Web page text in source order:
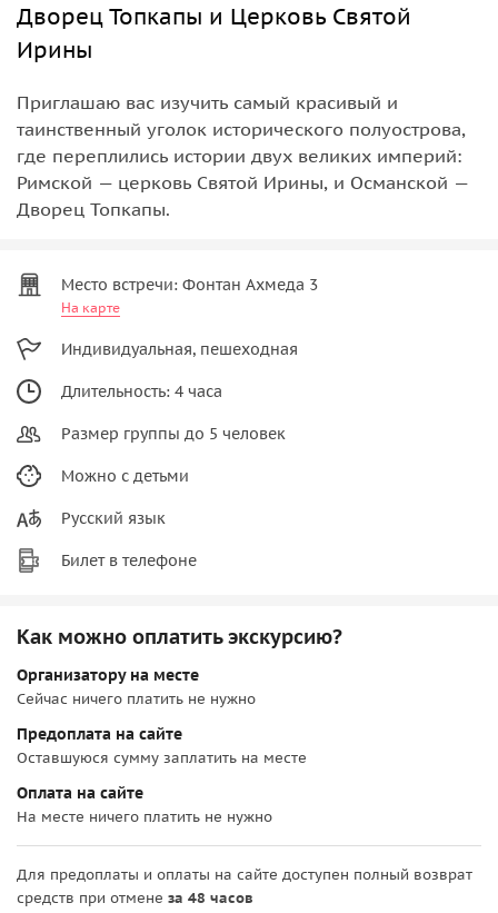
Дворец Топкапы и Церковь Святой
Ирины
Приглашаю вас изучить самый красивый и
таинственный уголок исторического полуострова,
где переплились истории двух великих империй:
Римской — церковь Святой Ирины, и Османской —
Дворец Топкапы.
Место встречи: Фонтан Ахмеда 3
На карте
Индивидуальная, пешеходная
Длительность: 4 часа
Размер группы до 5 человек
Можно с детьми
Русский язык
Билет в телефоне
Как можно оплатить экскурсию?
Организатору на месте
Сейчас ничего платить не нужно
Предоплата на сайте
Оставшуюся сумму заплатить на месте
Оплата на сайте
На месте ничего платить не нужно
Для предоплаты и оплаты на сайте доступен полный возврат
средств при отмене за 48 часов